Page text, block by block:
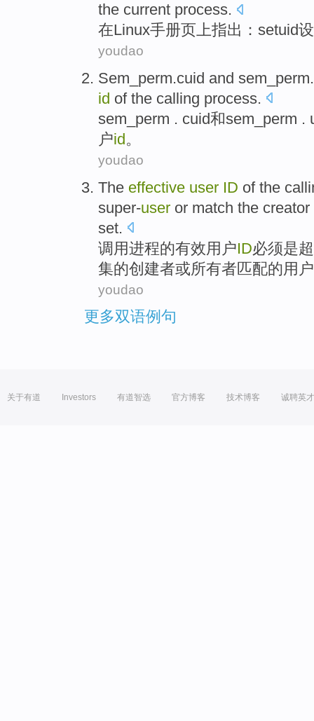
the current process.
在Linux手册页上指出： setuid
youdao
Sem_perm.cuid and
id ofthe calling process.
sem_perm . cuid和sem_perm .
户id。
youdao
The effective user ID ofthe
super-user or match the creator
set.
调用进程的有效用户ID必须是
集的创建者或所有者匹配的用
youdao
更多双语例句
关于有道 Investors 有道智选 官方博客 技术博客 诚聘英才